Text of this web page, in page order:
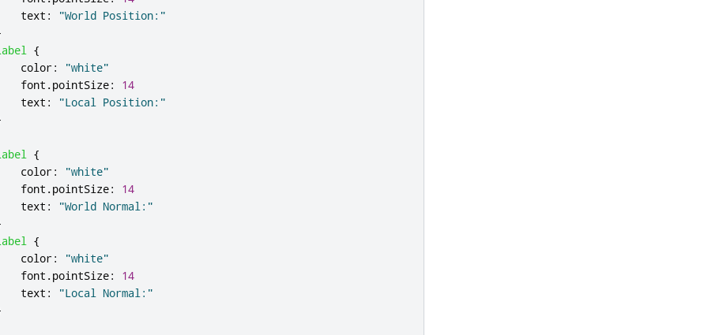
text :
"World Position:"
{
color:
"white"
font .pointSize:
14
text :
"Local Position:"
{
color:
"white"
font .pointSize:
14
text :
"World Normal:"
{
color:
"white"
font .pointSize:
14
text :
"Local Normal:"